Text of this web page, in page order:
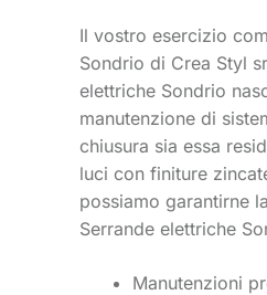
Il vostro esercizio
Sondrio di Crea Styl
elettriche Sondrio
manutenzione di
chiusura sia essa
luci con finiture
possiamo garantirne
Serrande elettriche
Manutenzioni